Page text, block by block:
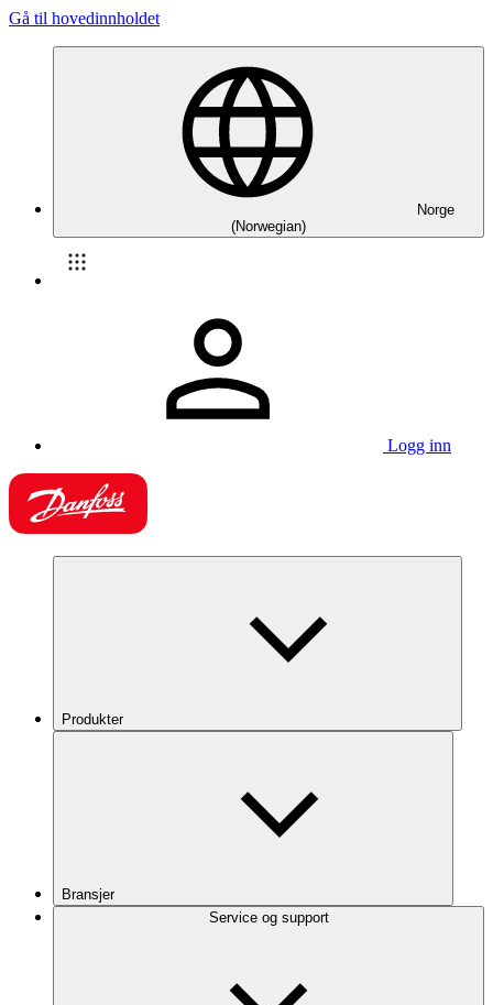
Gå til hovedinnholdet
Norge
(Norwegian)
Logg inn
Produkter
Bransjer
Service og support